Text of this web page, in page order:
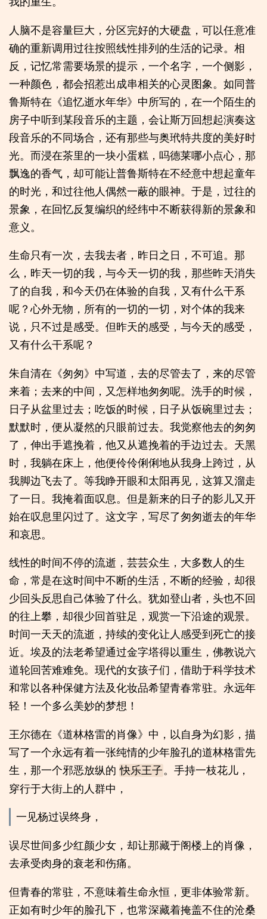
人脑不是容量巨大，分区完好的大硬盘，可以任意准
确的重新调用过往按照线性排列的生活的记录。相
反，记忆常需要场景的提示，一个名字，一个侧影，
一种颜色，都会招惹出成串相关的心灵图象。如同普
鲁斯特在《追忆逝水年华》中所写的，在一个陌生的
房子中听到某段音乐的主题，会让斯万回想起演奏这
段音乐的不同场合，还有那些与奥玳特共度的美好时
光。而浸在茶里的一块小蛋糕，吗德莱哪小点心，那
飘逸的香气，却可能让普鲁斯特在不经意中想起童年
的时光，和过往他人偶然一蔽的眼神。于是，过往的
景象，在回忆反复编织的经纬中不断获得新的景象和
意义。
生命只有一次，去我去者，昨日之日，不可追。那
么，昨天一切的我，与今天一切的我，那些昨天消失
了的自我，和今天仍在体验的自我，又有什么干系
呢？心外无物，所有的一切的一切，对个体的我来
说，只不过是感受。但昨天的感受，与今天的感受，
又有什么干系呢？
朱自清在《匆匆》中写道，去的尽管去了，来的尽管
来着；去来的中间，又怎样地匆匆呢。洗手的时候，
日子从盆里过去；吃饭的时候，日子从饭碗里过去；
默默时，便从凝然的只眼前过去。我觉察他去的匆匆
了，伸出手遮挽着，他又从遮挽着的手边过去。天黑
时，我躺在床上，他便伶伶俐俐地从我身上跨过，从
我脚边飞去了。等我睁开眼和太阳再见，这算又溜走
了一日。我掩着面叹息。但是新来的日子的影儿又开
始在叹息里闪过了。这文字，写尽了匆匆逝去的年华
和哀思。
线性的时间不停的流逝，芸芸众生，大多数人的生
命，常是在这时间中不断的生活，不断的经验，却很
少回头反思自己体验了什么。犹如登山者，头也不回
的往上攀，却很少回首驻足，观赏一下沿途的观景。
时间一天天的流逝，持续的变化让人感受到死亡的接
近。埃及的法老希望通过金字塔得以重生，佛教说六
道轮回苦难难免。现代的女孩子们，借助于科学技术
和常以各种保健方法及化妆品希望青春常驻。永远年
轻！一个多么美妙的梦想！
王尔德在《道林格雷的肖像》中，以自身为幻影，描
写了一个永远有着一张纯情的少年脸孔的道林格雷先
生，那一个邪恶放纵的 快乐王子。手持一枝花儿，
穿行于大街上的人群中，
一见杨过误终身，
误尽世间多少红颜少女，却让那藏于阁楼上的肖像，
去承受肉身的衰老和伤痛。
但青春的常驻，不意味着生命永恒，更非体验常新。
正如有时少年的脸孔下，也常深藏着掩盖不住的沧桑